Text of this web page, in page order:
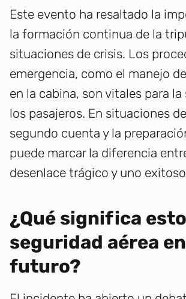
Este evento ha resaltado la
la formación continua de la
situaciones de crisis. Los
emergencia, como el manejo
en la cabina, son vitales para
los pasajeros. En situaciones
segundo cuenta y la
puede marcar la diferencia
desenlace trágico y uno
¿Qué significa
seguridad aérea
futuro?